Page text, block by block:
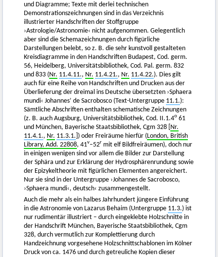
und Diagramme; Texte mit derlei technischen
Demonstrationszeichnungen sind in das Verzeichnis
illustrierter Handschriften der Stoffgruppe
›Astrologie/Astronomie‹ nicht aufgenommen. Gelegentlich
aber sind die Schemazeichnungen durch figürliche
Darstellungen belebt, so z. B. die sehr kunstvoll gestalteten
Kreisdiagramme in den Handschriften Budapest, Cod. germ.
56, Heidelberg, Universitätsbibliothek, Cod. Pal. germ. 832
und 833 (Nr. 11.4.11., Nr. 11.4.21., Nr. 11.4.22.). Dies gilt
auch für eine Reihe von Handschriften und Drucken aus der
Überlieferung der dreimal ins Deutsche übersetzten ›Sphaera
mundi‹ Johannes’ de Sacrobosco (Text-Untergruppe 11.1.):
Sämtliche Abschriften enthalten schematische Zeichnungen
(z. B. auch Augsburg, Universitätsbibliothek, Cod. II.1.4o 61
und München, Bayerische Staatsbibliothek, Cgm 328 [ Nr.
11.4.1., Nr. 11.3.1. ]) oder Freiräume hierfür (London, British
Library, Add. 22808, 41v–52r mit elf Bildfreiräumen), doch nur
in einigen wenigen sind vor allem die Bilder zur Darstellung
der Sphära und zur Erklärung der Hydrosphärenrundung sowie
der Epizykeltheorie mit figürlichen Elementen angereichert.
Nur sie sind in der Untergruppe ›Johannes de Sacrobosco,
›Sphaera mundi‹, deutsch‹ zusammengestellt.
Auch die mehr als ein halbes Jahrhundert jüngere Einführung
in die Astronomie von Lazarus Behaim (Untergruppe 11.3.) ist
nur rudimentär illustriert – durch eingeklebte Holzschnitte in
der Handschrift München, Bayerische Staatsbibliothek, Cgm
328, durch vermutlich zur Komplettierung durch
Handzeichnung vorgesehene Holzschnittschablonen im Kölner
Druck von ca. 1476 und durch getreuliche Kopien dieser